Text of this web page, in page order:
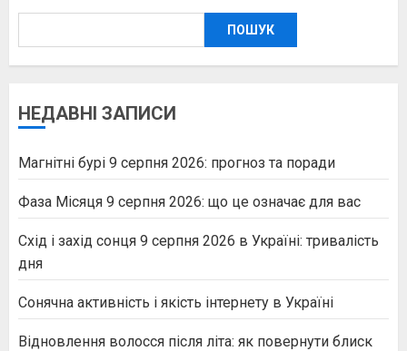
ПОШУК
НЕДАВНІ ЗАПИСИ
Магнітні бурі 9 серпня 2026: прогноз та поради
Фаза Місяця 9 серпня 2026: що це означає для вас
Схід і захід сонця 9 серпня 2026 в Україні: тривалість
дня
Сонячна активність і якість інтернету в Україні
Відновлення волосся після літа: як повернути блиск